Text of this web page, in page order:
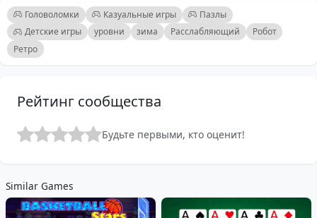
Расслабляющий и приятный опыт для всех возрастов
Идеально для семейного отдыха или игры в одиночку
HTML5 игра для легкого доступа в любом браузере
Яркая графика, которая отмечает радость Пасхи
Головоломки Казуальные игры
Пазлы
Детские игры
уровни зима Расслабляющий
Робот
Ретро
Рейтинг сообщества
Будьте первыми, кто оценит!
Similar Games